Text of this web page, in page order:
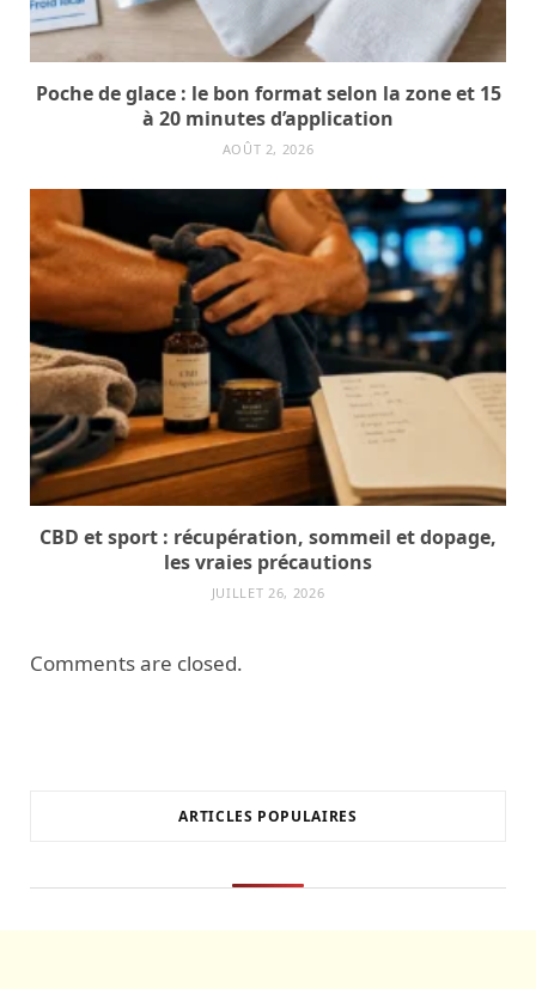
Poche de glace : le bon format selon la zone et 15
à 20 minutes d’application
AOÛT 2, 2026
CBD et sport : récupération, sommeil et dopage,
les vraies précautions
JUILLET 26, 2026
Comments are closed.
ARTICLES POPULAIRES